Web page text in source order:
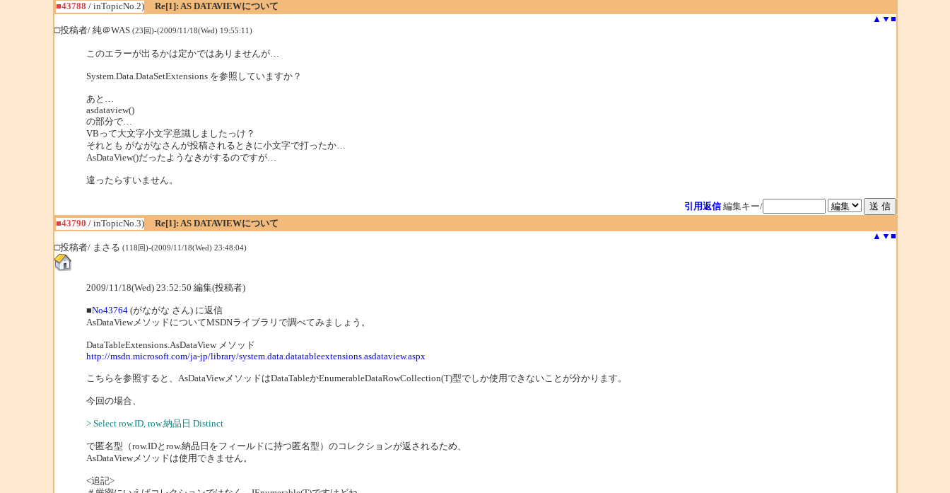
■43788 / inTopicNo.2)
Re[1]: AS DATAVIEWについて
▲ ▼ ■
□投稿者/ 純＠WAS (23回)-(2009/11/18(Wed) 19:55:11)
このエラーが出るかは定かではありませんが…
System.Data.DataSetExtensions を参照していますか？
あと…
asdataview()
の部分で…
VBって大文字小文字意識しましたっけ？
それとも がながなさんが投稿されるときに小文字で打ったか…
AsDataView()だったようなきがするのですが…
違ったらすいません。
引用返信 編集キー/
■43790 / inTopicNo.3)
Re[1]: AS DATAVIEWについて
▲ ▼ ■
□投稿者/ まさる (118回)-(2009/11/18(Wed) 23:48:04)
2009/11/18(Wed) 23:52:50 編集(投稿者)
■No43764(がながな さん) に返信
AsDataViewメソッドについてMSDNライブラリで調べてみましょう。
DataTableExtensions.AsDataView メソッド
http://msdn.microsoft.com/ja-jp/library/system.data.datatableextensions.asdataview.aspx
こちらを参照すると、AsDataViewメソッドはDataTableかEnumerableDataRowCollection(T)型でしか使用できないことが分かります。
今回の場合、
> Select row.ID, row.納品日 Distinct
で匿名型（row.IDとrow.納品日をフィールドに持つ匿名型）のコレクションが返されるため、
AsDataViewメソッドは使用できません。
<追記>